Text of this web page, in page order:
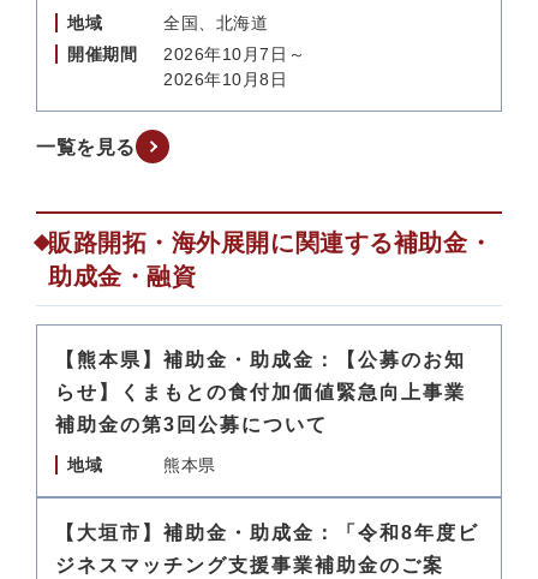
地域
全国、北海道
開催期間
2026年10月7日～
2026年10月8日
一覧を見る
販路開拓・海外展開に関連する補助金・
助成金・融資
【熊本県】補助金・助成金：【公募のお知
らせ】くまもとの食付加価値緊急向上事業
補助金の第3回公募について
地域 熊本県
【大垣市】補助金・助成金：「令和8年度ビ
ジネスマッチング支援事業補助金のご案